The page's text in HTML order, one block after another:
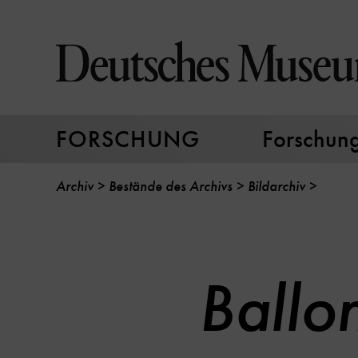
Seiteninhalt
springen
FORSCHUNG
Archiv Bestände des Archivs Bildarchiv